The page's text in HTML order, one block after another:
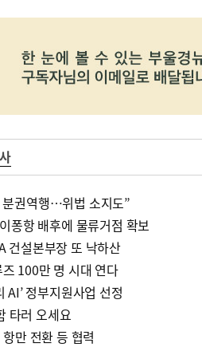
권역행…위법 소지도”
퐁항 배후에 물류거점 확보
건설본부장 또 낙하산
100만 명 시대 연다
AI’ 정부지원사업 선정
타러 오세요
만 전환 등 협력